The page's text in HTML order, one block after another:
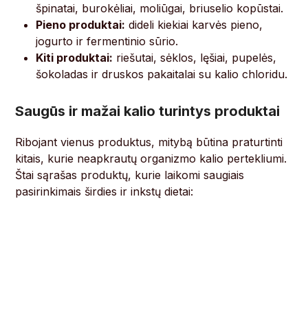
špinatai, burokėliai, moliūgai, briuselio kopūstai.
Pieno produktai: dideli kiekiai karvės pieno,
jogurto ir fermentinio sūrio.
Kiti produktai: riešutai, sėklos, lęšiai, pupelės,
šokoladas ir druskos pakaitalai su kalio chloridu.
Saugūs ir mažai kalio turintys produktai
Ribojant vienus produktus, mitybą būtina praturtinti
kitais, kurie neapkrautų organizmo kalio pertekliumi.
Štai sąrašas produktų, kurie laikomi saugiais
pasirinkimais širdies ir inkstų dietai: